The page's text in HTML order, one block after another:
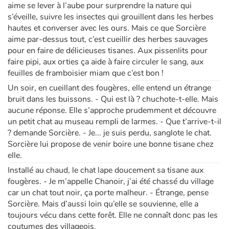
Blog
Actualités
Par thématique
Rencontres et témoignages
Contes d'ici et d'ailleurs
Autour de la lecture
Apprendre à lire
Livre audio
aime se lever à l’aube pour surprendre la nature qui
s’éveille, suivre les insectes qui grouillent dans les herbes
hautes et converser avec les ours. Mais ce que Sorcière
aime par-dessus tout, c’est cueillir des herbes sauvages
pour en faire de délicieuses tisanes. Aux pissenlits pour
faire pipi, aux orties ça aide à faire circuler le sang, aux
feuilles de framboisier miam que c’est bon !
Un soir, en cueillant des fougères, elle entend un étrange
bruit dans les buissons. - Qui est là ? chuchote-t-elle. Mais
aucune réponse. Elle s’approche prudemment et découvre
un petit chat au museau rempli de larmes. - Que t’arrive-t-il
? demande Sorcière. - Je... je suis perdu, sanglote le chat.
Sorcière lui propose de venir boire une bonne tisane chez
elle.
Installé au chaud, le chat lape doucement sa tisane aux
fougères. - Je m’appelle Chanoir, j’ai été chassé du village
car un chat tout noir, ça porte malheur. - Étrange, pense
Sorcière. Mais d’aussi loin qu’elle se souvienne, elle a
toujours vécu dans cette forêt. Elle ne connaît donc pas les
coutumes des villageois.